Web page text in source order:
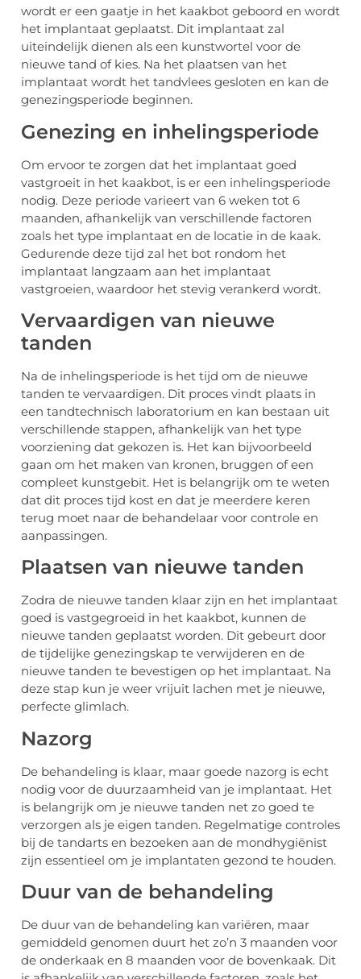
wordt er een gaatje in het kaakbot geboord en wordt
het implantaat geplaatst. Dit implantaat zal
uiteindelijk dienen als een kunstwortel voor de
nieuwe tand of kies. Na het plaatsen van het
implantaat wordt het tandvlees gesloten en kan de
genezingsperiode beginnen.
Genezing en inhelingsperiode
Om ervoor te zorgen dat het implantaat goed
vastgroeit in het kaakbot, is er een inhelingsperiode
nodig. Deze periode varieert van 6 weken tot 6
maanden, afhankelijk van verschillende factoren
zoals het type implantaat en de locatie in de kaak.
Gedurende deze tijd zal het bot rondom het
implantaat langzaam aan het implantaat
vastgroeien, waardoor het stevig verankerd wordt.
Vervaardigen van nieuwe
tanden
Na de inhelingsperiode is het tijd om de nieuwe
tanden te vervaardigen. Dit proces vindt plaats in
een tandtechnisch laboratorium en kan bestaan uit
verschillende stappen, afhankelijk van het type
voorziening dat gekozen is. Het kan bijvoorbeeld
gaan om het maken van kronen, bruggen of een
compleet kunstgebit. Het is belangrijk om te weten
dat dit proces tijd kost en dat je meerdere keren
terug moet naar de behandelaar voor controle en
aanpassingen.
Plaatsen van nieuwe tanden
Zodra de nieuwe tanden klaar zijn en het implantaat
goed is vastgegroeid in het kaakbot, kunnen de
nieuwe tanden geplaatst worden. Dit gebeurt door
de tijdelijke genezingskap te verwijderen en de
nieuwe tanden te bevestigen op het implantaat. Na
deze stap kun je weer vrijuit lachen met je nieuwe,
perfecte glimlach.
Nazorg
De behandeling is klaar, maar goede nazorg is echt
nodig voor de duurzaamheid van je implantaat. Het
is belangrijk om je nieuwe tanden net zo goed te
verzorgen als je eigen tanden. Regelmatige controles
bij de tandarts en bezoeken aan de mondhygiënist
zijn essentieel om je implantaten gezond te houden.
Duur van de behandeling
De duur van de behandeling kan variëren, maar
gemiddeld genomen duurt het zo’n 3 maanden voor
de onderkaak en 8 maanden voor de bovenkaak. Dit